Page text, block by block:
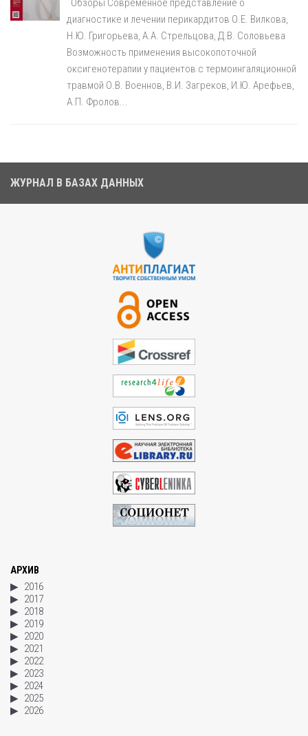
Обзоры Современное представление о
диагностике и лечении перикардитов О.Е. Вилкова,
Н.Ю. Григорьева, А.А. Стрельцова, Д.В. Соловьева
Возможность применения высокопоточной
оксигенотерапии у пациентов с термоингаляционной
травмой О.В. Военнов, В.И. Загреков, И.Ю. Арефьев,
А.П. Фролов...
ЖУРНАЛ В БАЗАХ ДАННЫХ
АРХИВ
2016
2017
2018
2019
2020
2021
2022
2023
2024
2025
2026